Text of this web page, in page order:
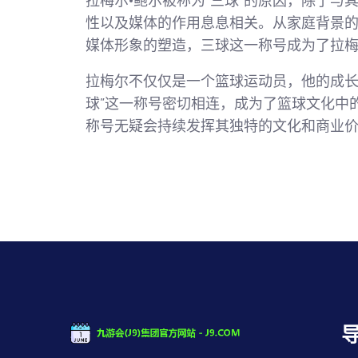
性以及媒体的作用息息相关。从家庭背景
媒体形象的塑造，三球这一称号成为了拉
拉梅尔不仅仅是一个篮球运动员，他的成
球”这一称号密切相连，成为了篮球文化
称号无疑会持续发挥其独特的文化和商业